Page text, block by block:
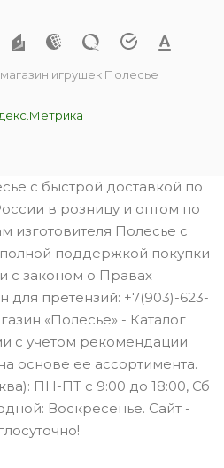
игрушек Полесье
с быстрой доставкой по
в розницу и оптом по
изготовителя Полесье с
полной поддержкой покупки
с законом о Правах
для претензий: +7(903)-623-
«Полесье» - Каталог
с учетом рекомендации
основе ее ассортимента.
ПН-ПТ с 9:00 до 18:00, Сб
Воскресенье. Сайт -